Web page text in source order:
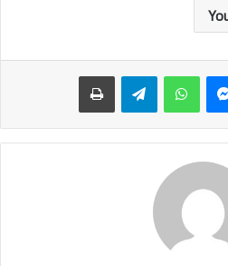
ماسنجر واتساب تيلقرام